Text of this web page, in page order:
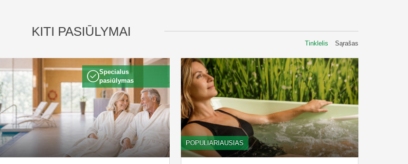
KITI PASIŪLYMAI
Tinklelis Sąrašas
Specialus
pasiūlymas
POPULIARIAUSIAS